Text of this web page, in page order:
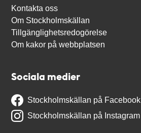
Kontakta oss
Om Stockholmskällan
Tillgänglighetsredogörelse
Om kakor på webbplatsen
Sociala medier
Stockholmskällan på Facebook
Stockholmskällan på Instagram